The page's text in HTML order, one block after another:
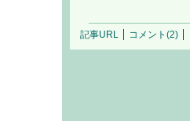
記事URL コメント(2)